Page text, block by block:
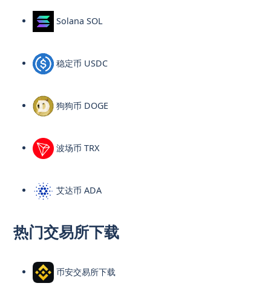
Solana SOL
稳定币 USDC
狗狗币 DOGE
波场币 TRX
艾达币 ADA
热门交易所下载
币安交易所下载